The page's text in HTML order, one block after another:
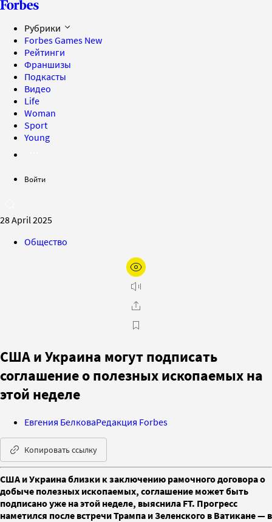
Рубрики
Forbes Games New
Рейтинги
Франшизы
Подкасты
Видео
Life
Woman
Sport
Young
Войти
28 April 2025
Общество
США и Украина могут подписать
соглашение о полезных ископаемых на
этой неделе
Евгения БелковаРедакция Forbes
Копировать ссылку
США и Украина близки к заключению рамочного договора о
добыче полезных ископаемых, соглашение может быть
подписано уже на этой неделе, выяснила FT. Прогресс
наметился после встречи Трампа и Зеленского в Ватикане — в